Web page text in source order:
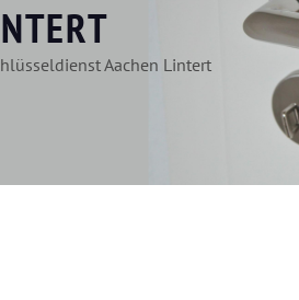
Aachen Lintert